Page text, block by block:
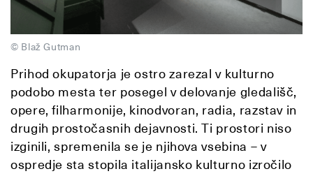
© Blaž Gutman
Prihod okupatorja je ostro zarezal v kulturno
podobo mesta ter posegel v delovanje gledališč,
opere, filharmonije, kinodvoran, radia, razstav in
drugih prostočasnih dejavnosti. Ti prostori niso
izginili, spremenila se je njihova vsebina – v
ospredje sta stopila italijansko kulturno izročilo